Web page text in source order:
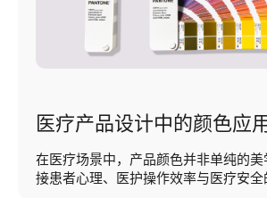
医疗产品设计中的颜色应用
在医疗场景中，产品颜色并非单纯的
接患者心理、医护操作效率与医疗安全